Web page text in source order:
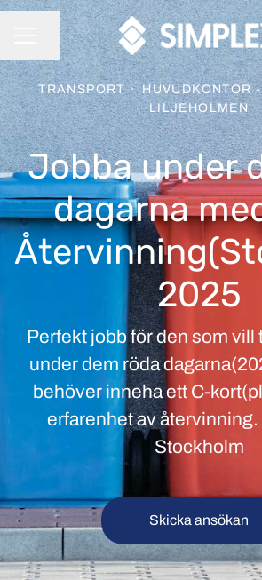
KARRIÄRMENY
Dela sidan
TRANSPORT · HUVUDKONTOR
LILJEHOLMEN
Jobba under
dagarna
2025
Perfekt jobb för den som vill
under dem röda
behöver inneha ett C-
erfarenhet av återvinning.
Stockholm
Skicka ansökan